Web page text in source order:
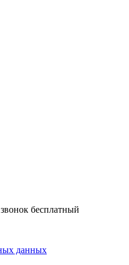
бесплатный
данных